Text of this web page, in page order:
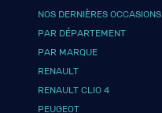
NOS DERNIÈRES OCCASIONS
PAR DÉPARTEMENT
PAR MARQUE
RENAULT
RENAULT CLIO 4
PEUGEOT